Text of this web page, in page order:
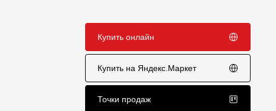
Купить онлайн
Купить на Яндекс.Маркет
Точки продаж